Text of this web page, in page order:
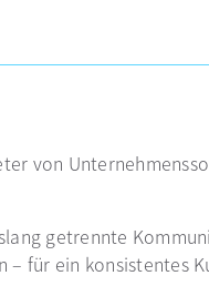
von
getrennte
für ein konsistentes